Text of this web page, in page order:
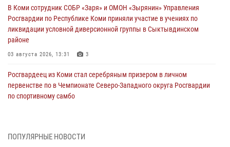
В Коми сотрудник СОБР «Заря» и ОМОН «Зырянин» Управления
Росгвардии по Республике Коми приняли участие в учениях по
ликвидации условной диверсионной группы в Сыктывдинском
районе
03 августа 2026, 13:31 3
Росгвардеец из Коми стал серебряным призером в личном
первенстве по в Чемпионате Северо-Западного округа Росгвардии
по спортивному самбо
законодательстве в сфере оборота оружия и продолжают изымать
ПОПУЛЯРНЫЕ НОВОСТИ